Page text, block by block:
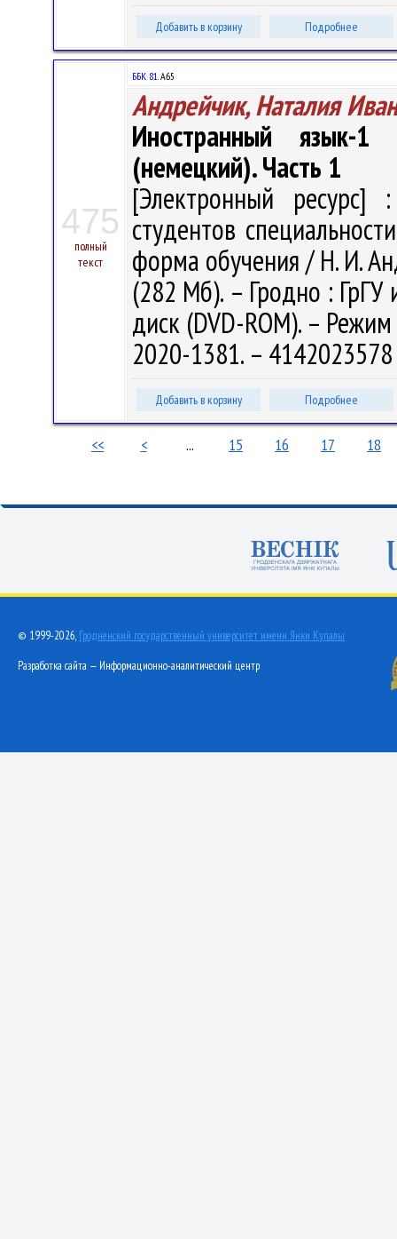
Добавить в корзину Подробнее
475
полный
текст
ББК 81.А65
Андрейчик, Наталия
Иностранный язык-1
(немецкий). Часть 1
[Электронный ресурс]
студентов
форма обучения / Н. И.
(282 Мб). – Гродно : ГрГУ
диск (DVD-ROM). –
2020-1381. –
Добавить в корзину Подробнее
<< < ... 15 16 17 18
© 1999-2026, Гродненский государственный университет имени Янки Купалы
Разработка сайта — Информационно-аналитический центр